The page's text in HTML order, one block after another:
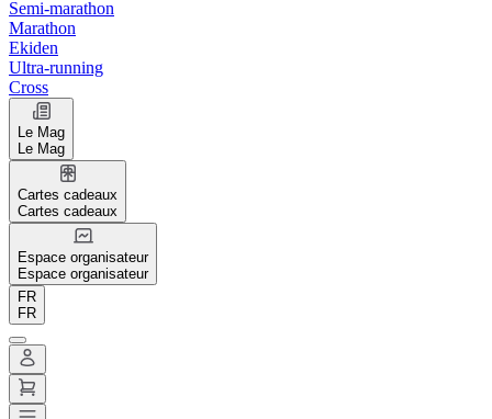
Semi-marathon
Marathon
Ekiden
Ultra-running
Cross
Le Mag
Le Mag
Cartes cadeaux
Cartes cadeaux
Espace organisateur
Espace organisateur
FR
FR